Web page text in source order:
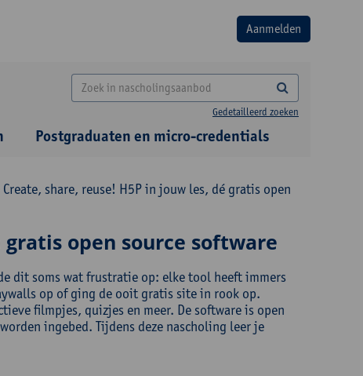
Gedetailleerd zoeken
Postgraduaten en micro-credentials
Create, share, reuse! H5P in jouw les, dé gratis open
gratis open source software
dit soms wat frustratie op: elke tool heeft immers
op of ging de ooit gratis site in rook op.
filmpjes, quizjes en meer. De software is open
ingebed. Tijdens deze nascholing leer je